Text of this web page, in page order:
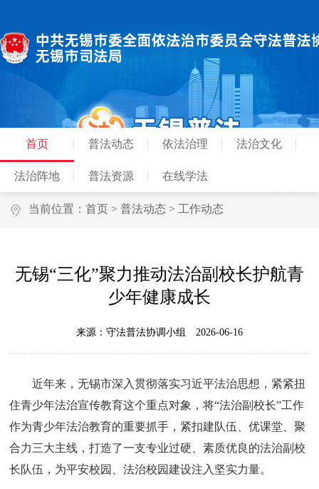
首页 普法动态 依法治理 法治文化
法治阵地 普法资源 在线学法
当前位置： 首页 > 普法动态 > 工作动态
无锡“三化”聚力推动法治副校长护航青
少年健康成长
来源：守法普法协调小组 2026-06-16
近年来，无锡市深入贯彻落实习近平法治思想，紧紧扭
住青少年法治宣传教育这个重点对象，将“法治副校长”工作
作为青少年法治教育的重要抓手，紧扣建队伍、优课堂、聚
合力三大主线，打造了一支专业过硬、素质优良的法治副校
长队伍，为平安校园、法治校园建设注入坚实力量。